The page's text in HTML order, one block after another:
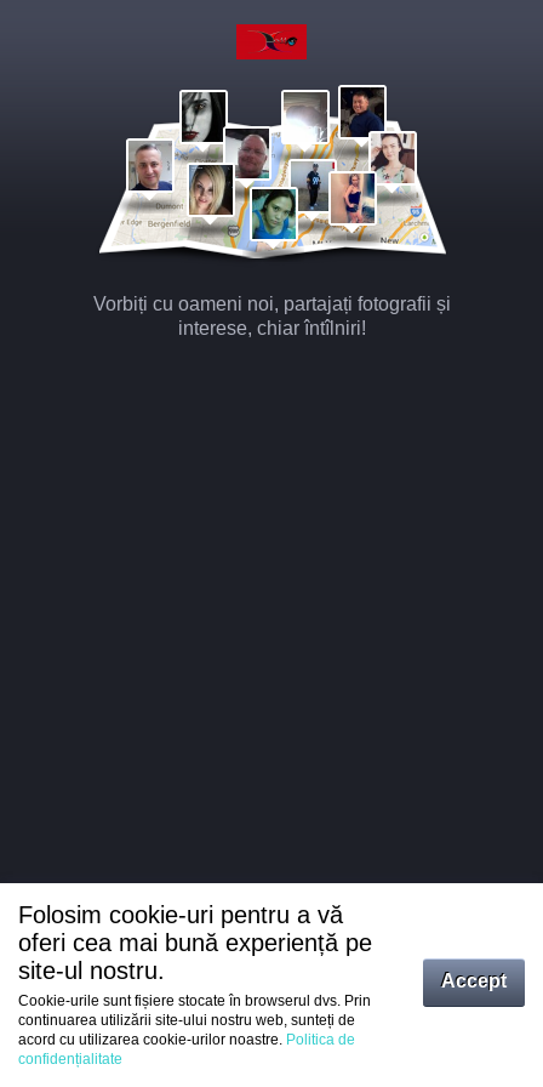
Vorbiți cu oameni noi, partajați fotografii și
interese, chiar întîlniri!
Intrați
Folosim cookie-uri pentru a vă
oferi cea mai bună experiență pe
site-ul nostru.
Cookie-urile sunt fișiere stocate în browserul dvs. Prin
continuarea utilizării site-ului nostru web, sunteți de
acord cu utilizarea cookie-urilor noastre. Politica de
confidențialitate
Accept